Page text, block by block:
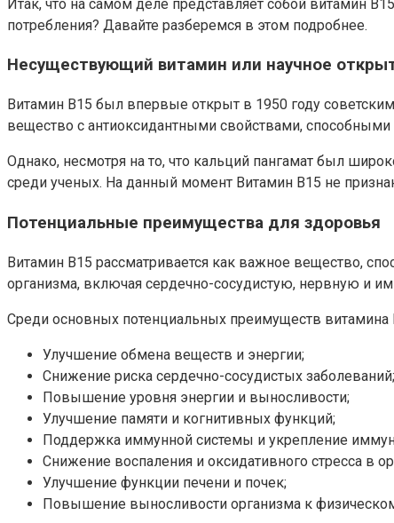
Итак, что на самом деле представляет собой витамин
потребления? Давайте разберемся в этом подробнее.
Несуществующий витамин или научное
Витамин В15 был впервые открыт в 1950 году
вещество с антиоксидантными свойствами, способными
Однако, несмотря на то, что кальций пангамат был
среди ученых. На данный момент Витамин В15 не
Потенциальные преимущества для здоровья
Витамин В15 рассматривается как важное вещество,
организма, включая сердечно-сосудистую, нервную и
Среди основных потенциальных преимуществ
Улучшение обмена веществ и энергии;
Снижение риска сердечно-сосудистых заболеваний;
Повышение уровня энергии и выносливости;
Улучшение памяти и когнитивных функций;
Поддержка иммунной системы и укрепление
Снижение воспаления и оксидативного стресса в
Улучшение функции печени и почек;
Повышение выносливости организма к